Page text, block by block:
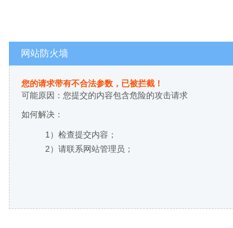
网站防火墙
您的请求带有不合法参数，已被拦截！
可能原因：您提交的内容包含危险的攻击请求
如何解决：
1）检查提交内容；
2）请联系网站管理员；